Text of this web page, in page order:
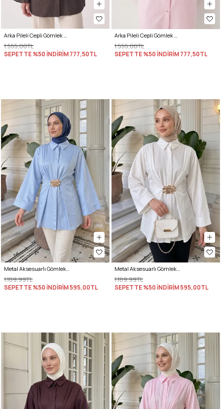
Arka Pileli Cepli Gömlek Y0147 - ACI KAHVE
1.555,00TL
SEPETTE %50 İNDİRİM777,50TL
Arka Pileli Cepli Gömlek Y0147 - AÇIK PEMBE
1.555,00TL
SEPETTE %50 İNDİRİM777,50TL
Metal Aksesuarlı Gömlek Y0142 - BEBE MAVİSİ
1.189,99TL
SEPETTE %50 İNDİRİM595,00TL
Metal Aksesuarlı Gömlek Y0142 - EKRU
1.189,99TL
SEPETTE %50 İNDİRİM595,00TL